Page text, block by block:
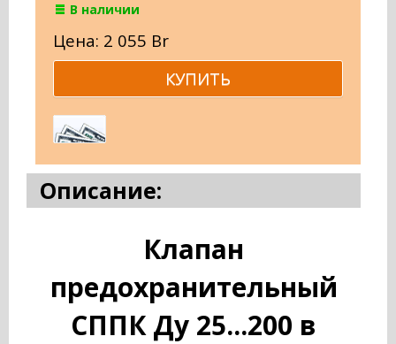
В наличии
Цена: 2 055 Br
Описание:
Клапан
предохранительный
СППК Ду 25...200 в